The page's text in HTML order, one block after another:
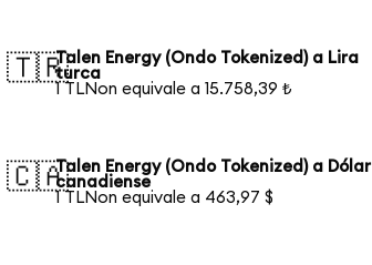
🇹🇷Talen Energy (Ondo Tokenized) a Lira
turca
1 TLNon equivale a 15.758,39 ₺
🇨🇦Talen Energy (Ondo Tokenized) a Dólar
canadiense
1 TLNon equivale a 463,97 $